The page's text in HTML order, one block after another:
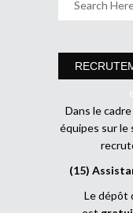
Dans le
équipes sur le
(15)
Le dépôt